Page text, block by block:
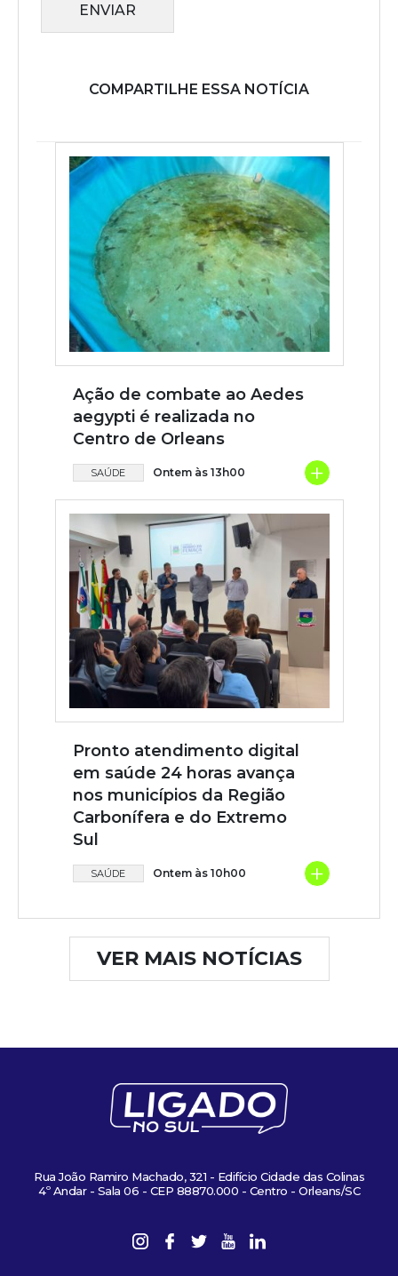
ENVIAR
COMPARTILHE ESSA NOTÍCIA
Ação de combate ao Aedes
aegypti é realizada no
Centro de Orleans
SAÚDE Ontem às 13h00 +
Pronto atendimento digital
em saúde 24 horas avança
nos municípios da Região
Carbonífera e do Extremo
Sul
SAÚDE Ontem às 10h00 +
VER MAIS NOTÍCIAS
Rua João Ramiro Machado, 321 - Edifício Cidade das Colinas
4º Andar - Sala 06 - CEP 88870.000 - Centro - Orleans/SC